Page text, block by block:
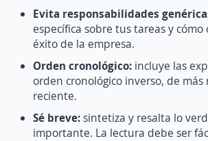
Evita responsabilidades
específica sobre tus tareas y
éxito de la empresa.
Orden cronológico: incluye las
orden cronológico inverso, de
reciente.
Sé breve:sintetiza y resalta lo
importante. La lectura debe ser